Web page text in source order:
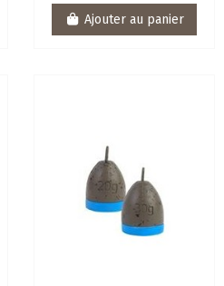
Ajouter au panier